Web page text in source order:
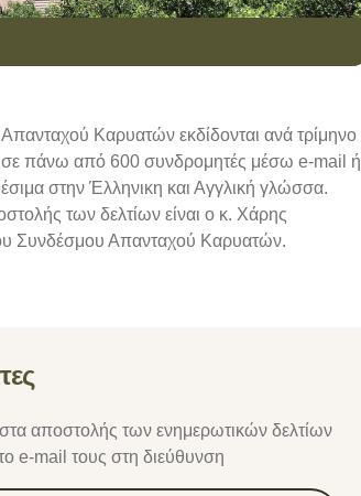
Καρυατών εκδίδονται ανά τρίμηνο
σε πάνω από 600 συνδρομητές μέσω e-mail ή
στην Έλληνικη και Αγγλική γλώσσα.
των δελτίων είναι ο κ. Χάρης
Συνδέσμου Απανταχού Καρυατών.
αποστολής των ενημερωτικών δελτίων
e-mail τους στη διεύθυνση